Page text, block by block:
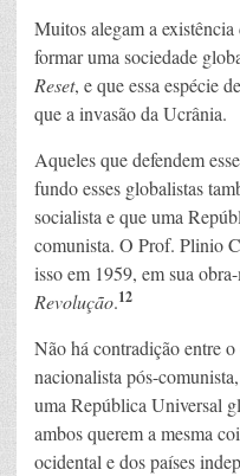
Muitos alegam a
formar uma sociedade
Reset, e que essa espécie
que a invasão da Ucrânia.
Aqueles que defendem
fundo esses globalistas
socialista e que uma
comunista. O Prof. Plinio
isso em 1959, em sua
Revolução.12
Não há contradição entre
nacionalista pós-comunista,
uma República Universal
ambos querem a mesma
ocidental e dos países